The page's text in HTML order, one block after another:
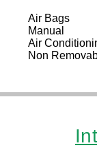
Air Bags
Manual
Air
Non